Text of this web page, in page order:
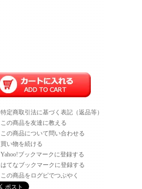
特定商取引法に基づく表記（返品等）
この商品を友達に教える
この商品について問い合わせる
買い物を続ける
Yahoo!ブックマークに登録する
はてなブックマークに登録する
この商品をログピでつぶやく